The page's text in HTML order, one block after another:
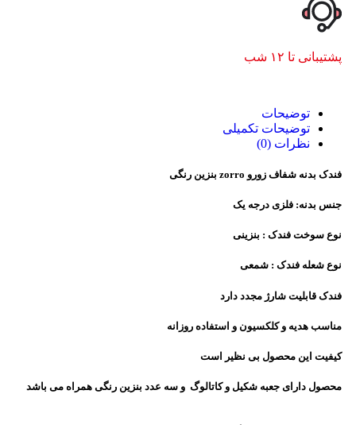
پشتیبانی تا ۱۲ شب
توضیحات
توضیحات تکمیلی
نظرات (0)
فندک بدنه شفاف زورو zorro بنزین رنگی
جنس بدنه: فلزی درجه یک
نوع سوخت فندک : بنزینی
نوع شعله فندک : شمعی
فندک قابلیت شارژ مجدد دارد
مناسب هدیه و کلکسیون و استفاده روزانه
کیفیت این محصول بی نظیر است
محصول دارای جعبه شکیل و کاتالوگ و سه عدد بنزین رنگی همراه می باشد